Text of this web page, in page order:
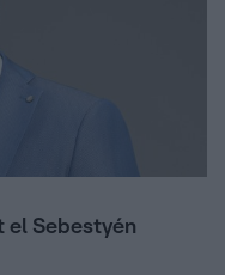
el Sebestyén